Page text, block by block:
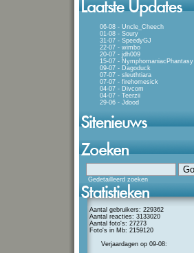
06-08 - Uncle_Cheech
01-08 - Soury
31-07 - SpeedyGJ
22-07 - wimbo
20-07 - jdh009
15-07 - NymphomaniacPhantasy
09-07 - Dagoduck
07-07 - sleuthtiara
07-07 - firehomesick
04-07 - Divcom
04-07 - Teerzii
29-06 - Jdood
Gedetailleerd zoeken
Aantal gebruikers: 229362
Aantal reacties: 3133020
Aantal foto's: 27273
Foto's in Mb: 2159120
Verjaardagen op 09-08: